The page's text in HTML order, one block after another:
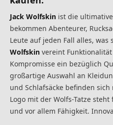
Jack Wolfskin ist die
bekommen Abenteurer,
Leute auf jeden Fall alles, was
Wolfskin vereint
Kompromisse ein bezüglich
großartige Auswahl an
und Schlafsäcke befinden
Logo mit der Wolfs-Tatze
und vor allem Fähigkeit.